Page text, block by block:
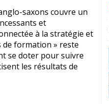
saxons couvre un
et
à la stratégie et
de formation » reste
se doter pour suivre
les résultats de